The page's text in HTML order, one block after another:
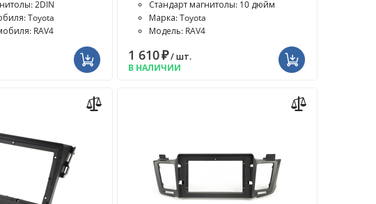
2DIN
Toyota
RAV4
Стандарт магнитолы: 10 дюйм
Марка: Toyota
Модель: RAV4
1 610₽/ шт.
В НАЛИЧИИ